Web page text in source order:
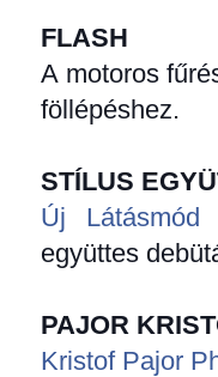
FLASH
A motoros
föllépéshez.
STÍLUS
Új Látásmód
együttes
PAJOR
Kristof Pajor